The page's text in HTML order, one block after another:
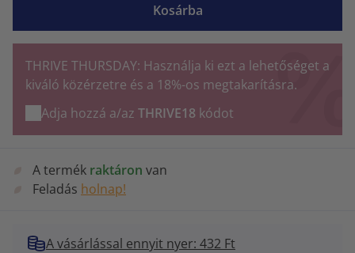
Kosárba
THRIVE THURSDAY: Használja ki ezt a lehetőséget a
kiváló közérzetre és a 18%-os megtakarításra.
Adja hozzá a/az THRIVE18 kódot
A termék raktáron van
Feladás holnap!
A vásárlással ennyit nyer: 432 Ft